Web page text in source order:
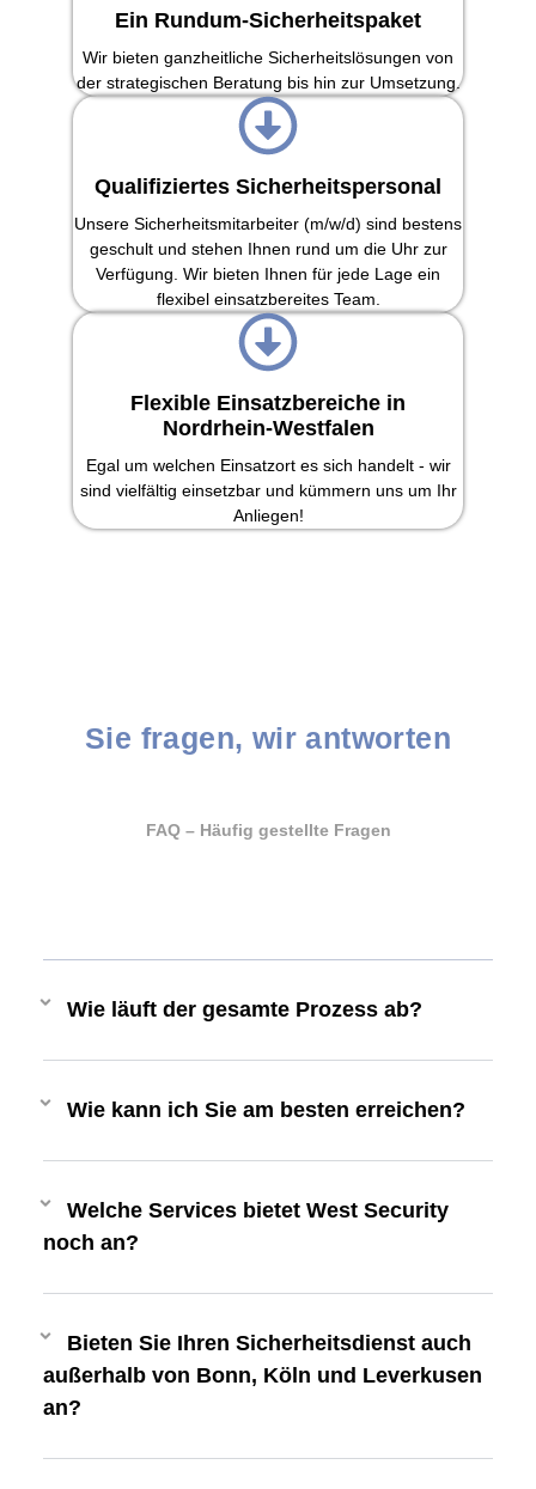
Ein Rundum-Sicherheitspaket
Wir bieten ganzheitliche Sicherheitslösungen von
der strategischen Beratung bis hin zur Umsetzung.
Qualifiziertes Sicherheitspersonal
Unsere Sicherheitsmitarbeiter (m/w/d) sind bestens
geschult und stehen Ihnen rund um die Uhr zur
Verfügung. Wir bieten Ihnen für jede Lage ein
flexibel einsatzbereites Team.
Flexible Einsatzbereiche in
Nordrhein-Westfalen
Egal um welchen Einsatzort es sich handelt - wir
sind vielfältig einsetzbar und kümmern uns um Ihr
Anliegen!
Sie fragen, wir antworten
FAQ – Häufig gestellte Fragen
Wie läuft der gesamte Prozess ab?
Wie kann ich Sie am besten erreichen?
Welche Services bietet West Security
noch an?
Bieten Sie Ihren Sicherheitsdienst auch
außerhalb von Bonn, Köln und Leverkusen
an?